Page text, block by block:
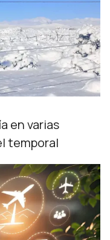
en varias
temporal